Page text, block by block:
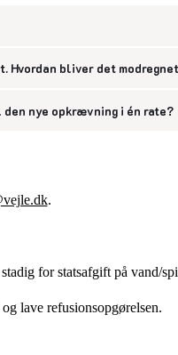
Hvordan bliver det
nye opkrævning i én rate?
.
for statsafgift på vand/
lave refusionsopgørelsen.